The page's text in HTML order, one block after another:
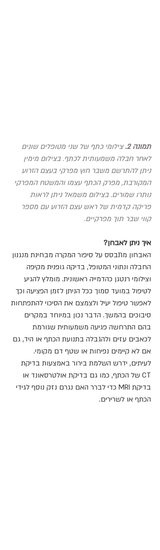
תמונה 2.
צילומי כתף של שני מטופלים שונים
לאחר חבלה משמעותית לכתף. בצילום מימין
ניתן להתרשם משבר חוץ מפרקי בעצם הזרוע
המקורבת, מפרק הכתף עצמו והמשטח המפרקי
נותרו שמורים. בצילום משמאל ניתן לראות
פריקה קדמית של ראש עצם הזרוע עם מספר
קווי שבר תוך מפרקיים.
איך ניתן לאבחן?
האבחון מתבסס על סיפור המקרה מבחינת מנגנון
החבלה ונתוני המטופל, בדיקה גופנית מקיפה
וצילומי רנטגן כהדמייה ראשונית. מומלץ להגיע
לטיפול במועד סמוך ככל הניתן לזמן הפציעה וכך
לאפשר טיפול יעיל ולצמצם את הסיכוי להתפתחות
סיבוכים בהמשך. הדבר נכון במיוחד במקרים
בהם התרחשה פגיעה משמעותית שגורמת
לכאבים עזים ולהגבלה בתנועת הכתף או היד, גם
אם לא קיימים נפיחות או שטף דם מקומי.
לעיתים, ידרש השלמת בירור באמצעות בדיקת
CT של הכתף, כמו גם בדיקת אולטרסאונד או
בדיקת MRI כדי לברר האם נגרם נזק נוסף לגידי
הכתף או לשרירים.